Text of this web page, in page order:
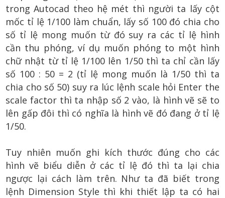
trong Autocad theo hệ mét thì người ta lấy cột
mốc tỉ lệ 1/100 làm chuẩn, lấy số 100 đó chia cho
số tỉ lệ mong muốn từ đó suy ra các tỉ lệ hình
cần thu phóng, ví dụ muốn phóng to một hình
chữ nhật từ tỉ lệ 1/100 lên 1/50 thì ta chỉ cần lấy
số 100 : 50 = 2 (tỉ lệ mong muốn là 1/50 thì ta
chia cho số 50) suy ra lúc lệnh scale hỏi Enter the
scale factor thì ta nhập số 2 vào, là hình vẽ sẽ to
lên gấp đôi thì có nghĩa là hình vẽ đó đang ở tỉ lệ
1/50.
Tuy nhiên muốn ghi kích thước đúng cho các
hình vẽ biểu diễn ở các tỉ lệ đó thì ta lại chia
ngược lại cách làm trên. Như ta đã biết trong
lệnh Dimension Style thì khi thiết lập ta có hai